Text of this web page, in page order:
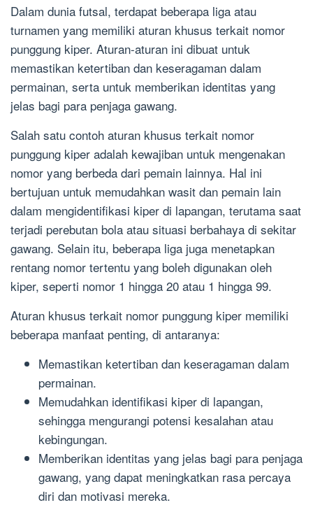
Dalam dunia futsal, terdapat beberapa liga atau
turnamen yang memiliki aturan khusus terkait nomor
punggung kiper. Aturan-aturan ini dibuat untuk
memastikan ketertiban dan keseragaman dalam
permainan, serta untuk memberikan identitas yang
jelas bagi para penjaga gawang.
Salah satu contoh aturan khusus terkait nomor
punggung kiper adalah kewajiban untuk mengenakan
nomor yang berbeda dari pemain lainnya. Hal ini
bertujuan untuk memudahkan wasit dan pemain lain
dalam mengidentifikasi kiper di lapangan, terutama saat
terjadi perebutan bola atau situasi berbahaya di sekitar
gawang. Selain itu, beberapa liga juga menetapkan
rentang nomor tertentu yang boleh digunakan oleh
kiper, seperti nomor 1 hingga 20 atau 1 hingga 99.
Aturan khusus terkait nomor punggung kiper memiliki
beberapa manfaat penting, di antaranya:
Memastikan ketertiban dan keseragaman dalam
permainan.
Memudahkan identifikasi kiper di lapangan,
sehingga mengurangi potensi kesalahan atau
kebingungan.
Memberikan identitas yang jelas bagi para penjaga
gawang, yang dapat meningkatkan rasa percaya
diri dan motivasi mereka.